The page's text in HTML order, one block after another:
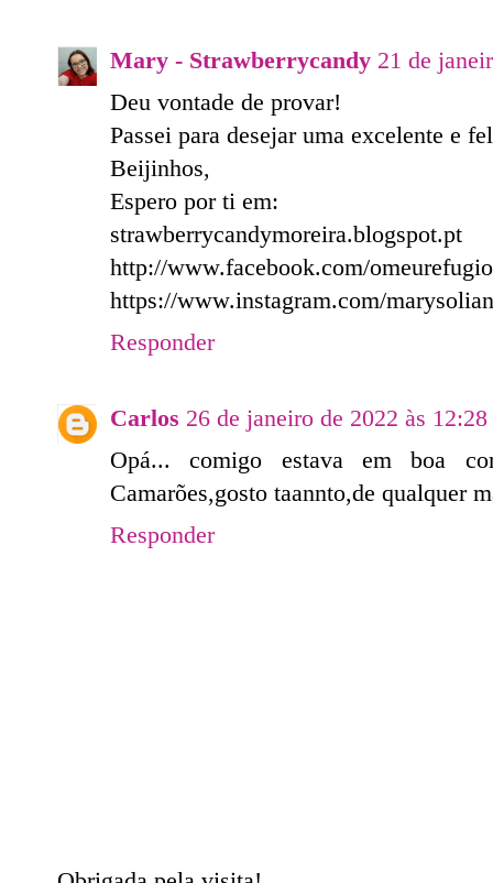
Mary - Strawberrycandy 21 de
Deu vontade de provar!
Passei para desejar uma excelente e
Beijinhos,
Espero por ti em:
strawberrycandymoreira.blogspot.pt
http://www.facebook.com/
https://www.instagram.com/
Responder
Carlos 26 de janeiro de 2022 às 12:28
Opá... comigo estava em boa
Camarões,gosto taannto,de qualquer
Responder